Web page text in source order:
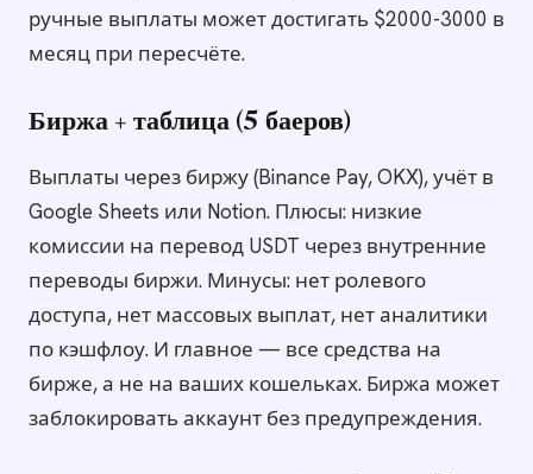
ручные выплаты может достигать $2000-3000 в
месяц при пересчёте.
Биржа + таблица (5 баеров)
Выплаты через биржу (Binance Pay, OKX), учёт в
Google Sheets или Notion. Плюсы: низкие
комиссии на перевод USDT через внутренние
переводы биржи. Минусы: нет ролевого
доступа, нет массовых выплат, нет аналитики
по кэшфлоу. И главное — все средства на
бирже, а не на ваших кошельках. Биржа может
заблокировать аккаунт без предупреждения.